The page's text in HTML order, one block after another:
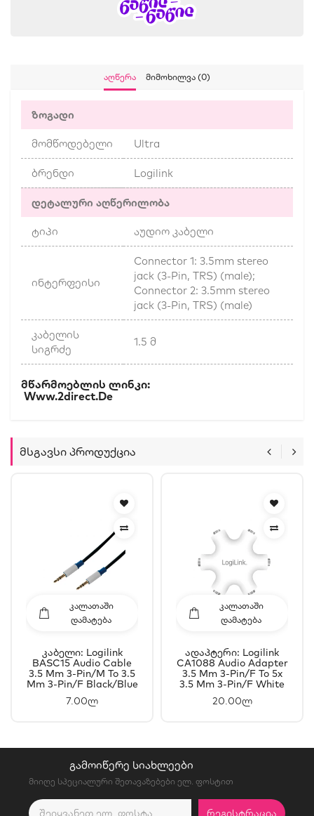
Აღწერა Მიმოხილვა (0)
ზოგადი
მომწოდებელი Ultra
ბრენდი Logilink
დეტალური აღწერილობა
ტიპი აუდიო კაბელი
ინტერფეისი
Connector 1: 3.5mm stereo
jack (3-Pin, TRS) (male);
Connector 2: 3.5mm stereo
jack (3-Pin, TRS) (male)
კაბელის
სიგრძე
1.5 მ
Მწარმოებლის Ლინკი:
Www.2direct.de
Მსგავსი Პროდუქცია
ᲙᲐᲚᲐᲗᲐᲨᲘ
ᲓᲐᲛᲐᲢᲔᲑᲐ
Კაბელი: Logilink
BASC15 Audio Cable
3.5 Mm 3-Pin/M To 3.5
Mm 3-Pin/F Black/Blue
7.00ლ
ᲙᲐᲚᲐᲗᲐᲨᲘ
ᲓᲐᲛᲐᲢᲔᲑᲐ
Ადაპტერი: Logilink
CA1088 Audio Adapter
3.5 Mm 3-Pin/F To 5x
3.5 Mm 3-Pin/F White
20.00ლ
ᲒᲐᲛᲝᲘᲬᲔᲠᲔ ᲡᲘᲐᲮᲚᲔᲔᲑᲘ
მიიღე სპეციალური შეთავაზებები ელ. ფოსტით
ᲠᲔᲒᲘᲡᲢᲠᲐᲪᲘᲐ